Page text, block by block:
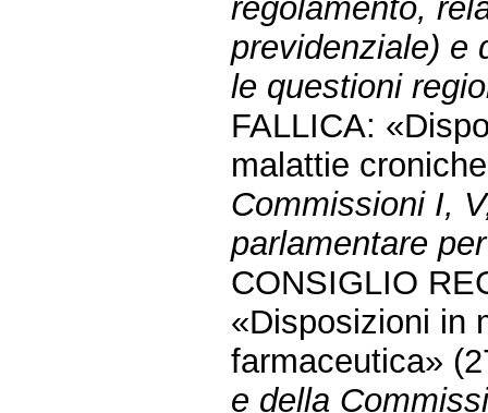
regolamento,
previdenziale) e
le questioni
FALLICA:
malattie
Commissioni I,
parlamentare
CONSIGLIO
«Disposizioni in
farmaceutica»
e della